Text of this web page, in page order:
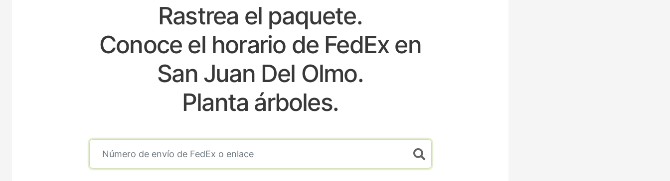
Rastrea el paquete.
Conoce el horario de FedEx en
San Juan Del Olmo.
Planta árboles.